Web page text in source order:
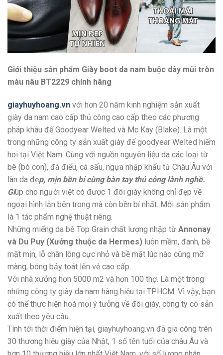
Giới thiệu sản phẩm Giày boot da nam buộc dây mũi tròn
màu nâu BT2229 chính hãng
giayhuyhoang.vn với hơn 20 năm kinh nghiệm sản xuất
giày da nam cao cấp thủ công cao cấp theo các phương
pháp khâu đế Goodyear Welted và Mc Kay (Blake). Là một
trong những công ty sản xuất giày đế goodyear Welted hiếm
hoi tại Việt Nam. Cùng với nguồn nguyên liệu da các loại từ
bê (bò con), đà điểu, cá sấu, ngựa nhập khẩu từ Châu Âu với
làn da đẹp, mịn bền bỉ cùng bàn tay thủ công lành nghề.
Giúp cho người việt có được 1 đôi giày không chỉ đẹp về
ngoại hình lẫn bên trong mà còn bền bỉ nhất. Mỗi sản phẩm
là 1 tác phẩm nghệ thuật riêng.
Những miếng da bê Top Grain chất lượng nhập từ Annonay
và Du Puy (Xưởng thuộc da Hermes) luôn mềm, đanh, bề
mặt mịn, lỗ chân lông cực nhỏ và bề mặt lúc nào cũng mỡ
màng, bóng bảy toát lên vẻ cao cấp.
Với nhà xưởng hơn 5000 m2 và hơn 100 thợ. Là một trong
những công ty giày da nam hàng hiệu tại TPHCM. Vì vậy, bạn
có thể thực hiện hoá mọi ý tưởng về đôi giày, công ty có sản
xuất theo yêu cầu.
Tính tới thời điểm hiện tại, giayhuyhoang.vn đã gia công trên
30 thương hiệu giày của Nhật, 1 số tên tuổi của châu Âu và